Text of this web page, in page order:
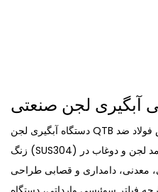
آبگیری لجن صنعتی
دستگاه آبگیری لجن QTB یک دستگاه آبگیری صنعتی از جنس فولاد ضد
زنگ (SUS304) است که برای جداسازی کارآمد لجن و دوغاب در
معدنی، دامداری و قصابی طراحی